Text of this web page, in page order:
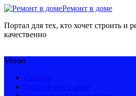
Ремонт в доме
Портал для тех, кто хочет строить и
качественно
Меню